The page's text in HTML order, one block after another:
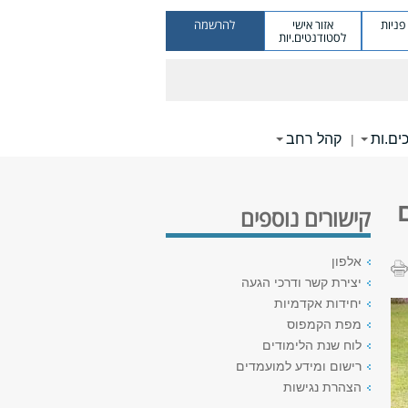
אזור אישי
לסטודנטים.יות
להרשמה
| קהל רחב
קישורים נוספים
אלפון
יצירת קשר ודרכי הגעה
יחידות אקדמיות
מפת הקמפוס
לוח שנת הלימודים
רישום ומידע למועמדים
הצהרת נגישות